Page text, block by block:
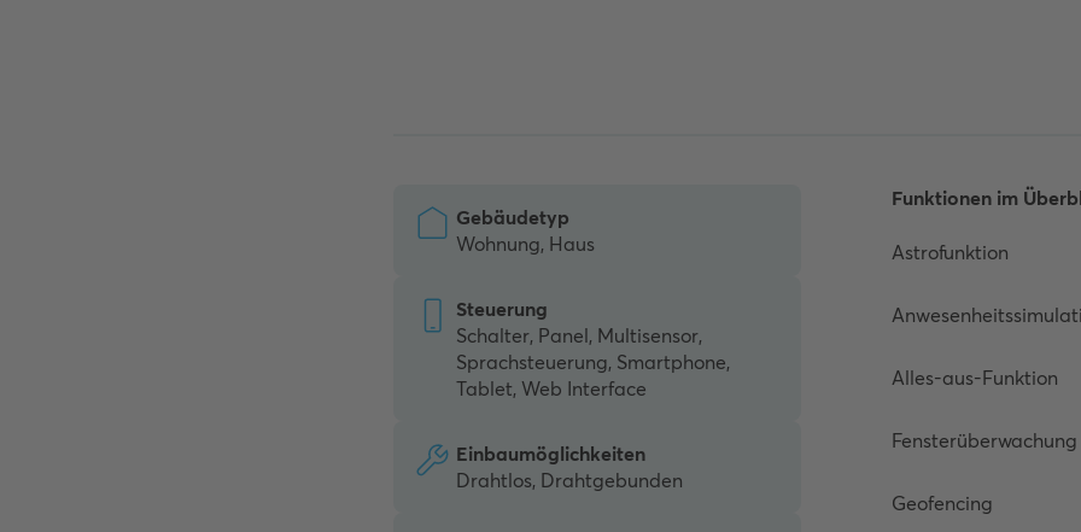
Gebäudetyp
Wohnung, Haus
Steuerung
Schalter, Panel, Multisensor,
Sprachsteuerung, Smartphone,
Tablet, Web Interface
Einbaumöglichkeiten
Drahtlos, Drahtgebunden
Funktionen im
Astrofunktion
Alles-aus-Funktion
Fensterüberwachung
Geofencing